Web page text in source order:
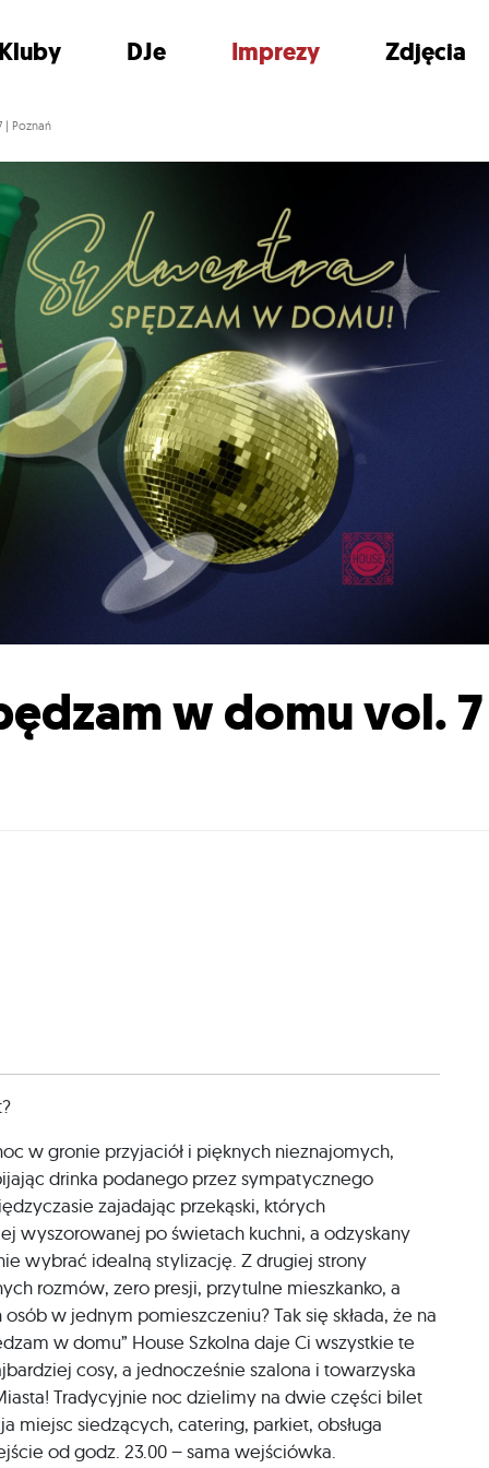
DJe Imprezy Zdjęcia
| Poznań
w domu vol. 7
w gronie przyjaciół i pięknych nieznajomych,
drinka podanego przez sympatycznego
zajadając przekąski, których
wyszorowanej po świetach kuchni, a odzyskany
wybrać idealną stylizację. Z drugiej strony
rozmów, zero presji, przytulne mieszkanko, a
w jednym pomieszczeniu? Tak się składa, że na
w domu” House Szkolna daje Ci wszystkie te
cosy, a jednocześnie szalona i towarzyska
Tradycyjnie noc dzielimy na dwie części bilet
miejsc siedzących, catering, parkiet, obsługa
od godz. 23.00 – sama wejściówka.